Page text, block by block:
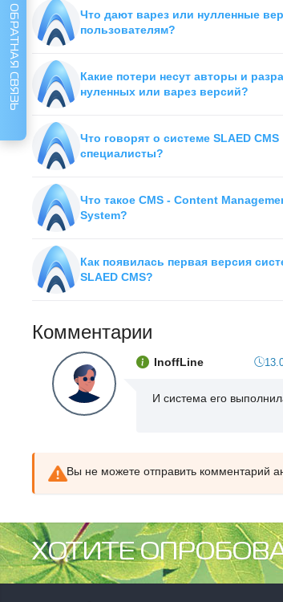
Что дают варез или нулленные
пользователям?
Какие потери несут авторы и
нуленных или варез версий?
Что говорят о системе SLAED CMS
специалисты?
Что такое CMS - Content
System?
Как появилась первая версия
SLAED CMS?
Комментарии
InoffLine
И система его
Вы не можете отправить комментарий
ХОТИТЕ
ОБРАТНАЯ СВЯЗЬ